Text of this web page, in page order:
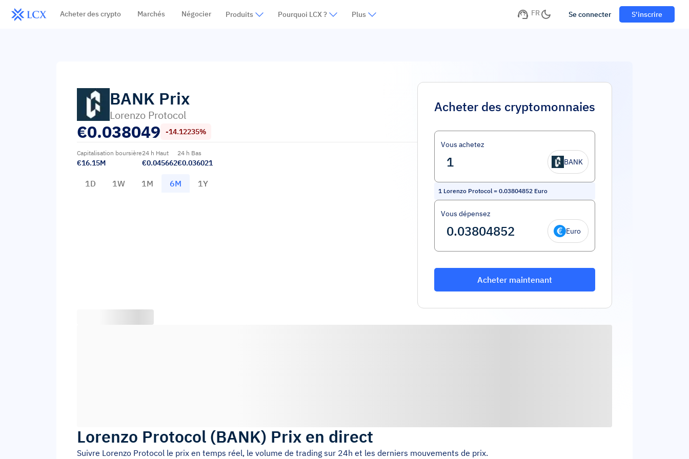
Acheter des crypto Marchés Négocier Produits Pourquoi LCX ? Plus FR Se connecter S'inscrire
BANK Prix
Lorenzo Protocol
€0.038049 -14.12235%
Capitalisation boursière
€16.15M
24 h Haut
€0.045662
24 h Bas
€0.036021
1D 1W 1M 6M 1Y
Acheter des cryptomonnaies
Vous achetez
BANK
1 Lorenzo Protocol= 0.03804852 Euro
Vous dépensez
Euro
Acheter maintenant
Lorenzo Protocol (BANK) Prix en direct
Suivre Lorenzo Protocol le prix en temps réel, le volume de trading sur 24h et les derniers mouvements de prix.